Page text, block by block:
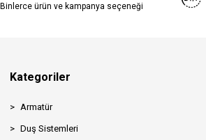
Binlerce ürün ve kampanya seçeneği
Kategoriler
Armatür
Duş Sistemleri